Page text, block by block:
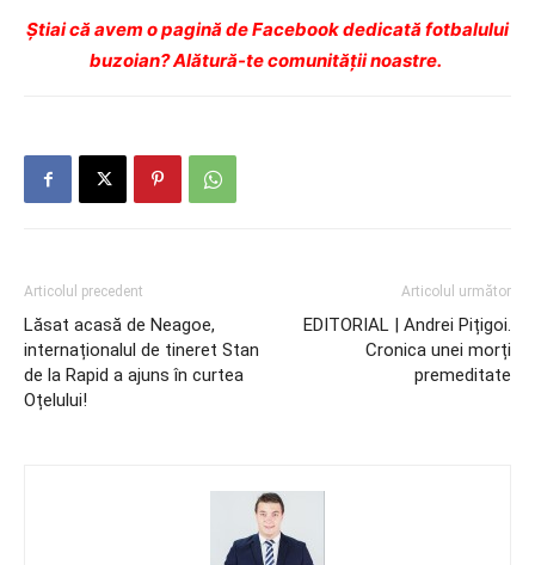
Ştiai că avem o pagină de Facebook dedicată fotbalului
buzoian? Alătură-te comunității noastre.
Articolul precedent
Lăsat acasă de Neagoe,
internaționalul de tineret Stan
de la Rapid a ajuns în curtea
Oțelului!
Articolul următor
EDITORIAL | Andrei Pițigoi.
Cronica unei morți
premeditate